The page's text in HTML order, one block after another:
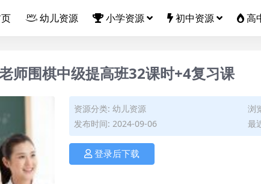
幼儿资源 小学资源 初中资源 高
师围棋中级提高班32课时+4复习课
资源分类: 幼儿资源
浏
发布时间: 2024-09-06
最
登录后下载